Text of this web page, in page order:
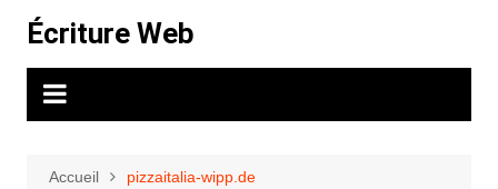
contenu
Écriture Web
Accueil pizzaitalia-wipp.de